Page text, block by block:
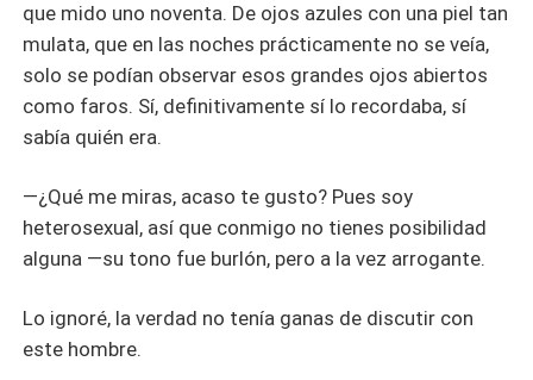
que mido uno noventa. De ojos azules con una piel tan
mulata, que en las noches prácticamente no se veía,
solo se podían observar esos grandes ojos abiertos
como faros. Sí, definitivamente sí lo recordaba, sí
sabía quién era.
—¿Qué me miras, acaso te gusto? Pues soy
heterosexual, así que conmigo no tienes posibilidad
alguna —su tono fue burlón, pero a la vez arrogante.
Lo ignoré, la verdad no tenía ganas de discutir con
este hombre.